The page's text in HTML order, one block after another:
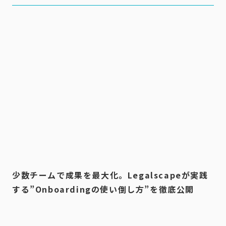
少数チームで成果を最大化。Legalscapeが実践
する”Onboardingの使い倒し方”を徹底公開